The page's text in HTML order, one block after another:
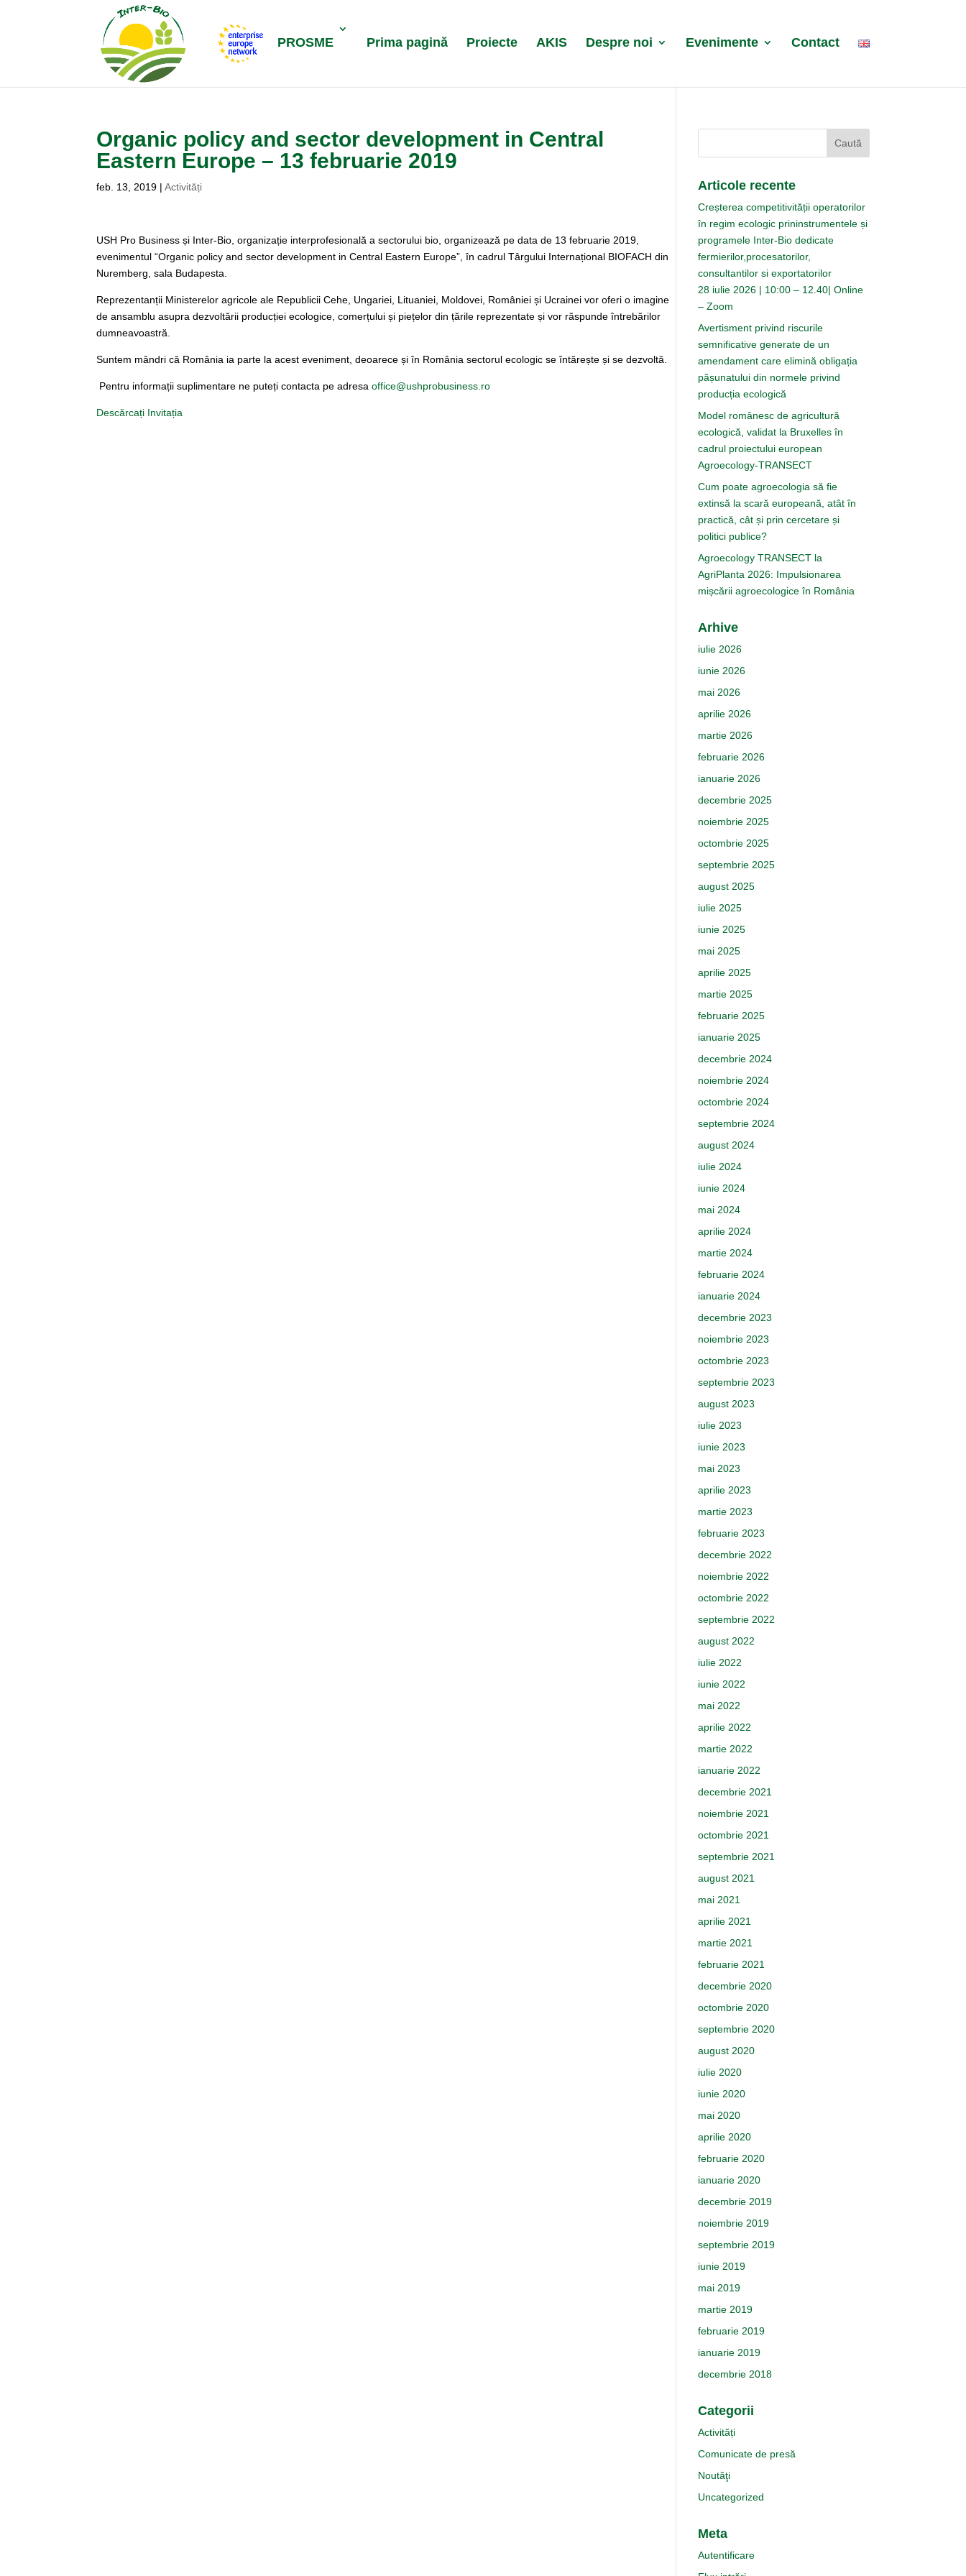
PROSME Prima pagină Proiecte AKIS Despre noi Evenimente Contact
Organic policy and sector development in Central
Eastern Europe – 13 februarie 2019
feb. 13, 2019 |Activități
USH Pro Business și Inter-Bio, organizație interprofesională a sectorului bio, organizează pe data de 13 februarie 2019,
evenimentul “Organic policy and sector development in Central Eastern Europe”, în cadrul Târgului Internațional BIOFACH din
Nuremberg, sala Budapesta.
Reprezentanții Ministerelor agricole ale Republicii Cehe, Ungariei, Lituaniei, Moldovei, României și Ucrainei vor oferi o imagine
de ansamblu asupra dezvoltării producției ecologice, comerțului și piețelor din țările reprezentate și vor răspunde întrebărilor
dumneavoastră.
Suntem mândri că România ia parte la acest eveniment, deoarece și în România sectorul ecologic se întărește și se dezvoltă.
Pentru informații suplimentare ne puteți contacta pe adresaoffice@ushprobusiness.ro
Descărcați Invitația
Articole recente
Creșterea competitivității operatorilor
în regim ecologic prininstrumentele și
programele Inter-Bio dedicate
fermierilor,procesatorilor,
consultantilor si exportatorilor
28 iulie 2026 | 10:00 – 12.40| Online
– Zoom
Avertisment privind riscurile
semnificative generate de un
amendament care elimină obligația
pășunatului din normele privind
producția ecologică
Model românesc de agricultură
ecologică, validat la Bruxelles în
cadrul proiectului european
Agroecology-TRANSECT
Cum poate agroecologia să fie
extinsă la scară europeană, atât în
practică, cât și prin cercetare și
politici publice?
Agroecology TRANSECT la
AgriPlanta 2026: Impulsionarea
mișcării agroecologice în România
Arhive
iulie 2026
iunie 2026
mai 2026
aprilie 2026
martie 2026
februarie 2026
ianuarie 2026
decembrie 2025
noiembrie 2025
octombrie 2025
septembrie 2025
august 2025
iulie 2025
iunie 2025
mai 2025
aprilie 2025
martie 2025
februarie 2025
ianuarie 2025
decembrie 2024
noiembrie 2024
octombrie 2024
septembrie 2024
august 2024
iulie 2024
iunie 2024
mai 2024
aprilie 2024
martie 2024
februarie 2024
ianuarie 2024
decembrie 2023
noiembrie 2023
octombrie 2023
septembrie 2023
august 2023
iulie 2023
iunie 2023
mai 2023
aprilie 2023
martie 2023
februarie 2023
decembrie 2022
noiembrie 2022
octombrie 2022
septembrie 2022
august 2022
iulie 2022
iunie 2022
mai 2022
aprilie 2022
martie 2022
ianuarie 2022
decembrie 2021
noiembrie 2021
octombrie 2021
septembrie 2021
august 2021
mai 2021
aprilie 2021
martie 2021
februarie 2021
decembrie 2020
octombrie 2020
septembrie 2020
august 2020
iulie 2020
iunie 2020
mai 2020
aprilie 2020
februarie 2020
ianuarie 2020
decembrie 2019
noiembrie 2019
septembrie 2019
iunie 2019
mai 2019
martie 2019
februarie 2019
ianuarie 2019
decembrie 2018
Categorii
Activități
Comunicate de presă
Noutăţi
Uncategorized
Meta
Autentificare